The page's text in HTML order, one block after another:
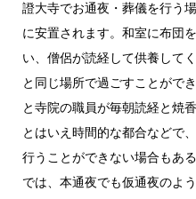
證大寺でお通夜・葬儀を行う
に安置されます。和室に布団
い、僧侶が読経して供養して
と同じ場所で過ごすことがで
と寺院の職員が毎朝読経と焼
とはいえ時間的な都合などで
行うことができない場合もあ
では、本通夜でも仮通夜のよ